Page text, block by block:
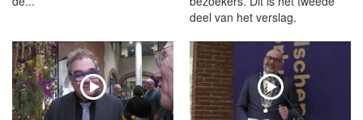
deel van het verslag.